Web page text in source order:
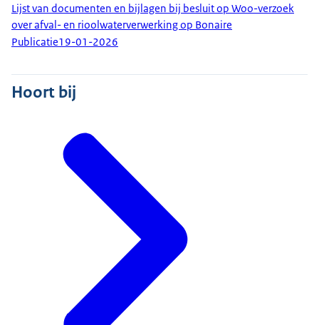
Lijst van documenten en bijlagen bij besluit op Woo-verzoek
over afval- en rioolwaterverwerking op Bonaire
Publicatie19-01-2026
Hoort bij